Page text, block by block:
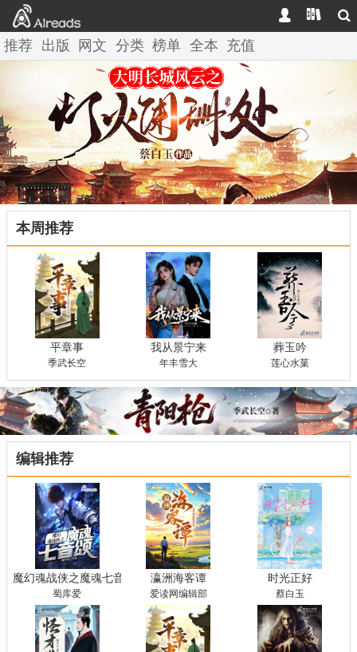
  
推荐 出版 网文 分类 榜单 全本 充值
本周推荐
平章事
季武长空
我从景宁来
年丰雪大
葬玉吟
莲心水菓
编辑推荐
魔幻魂战侠之魔魂七音颂
蜀库爱
瀛洲海客谭
爱读网编辑部
时光正好
蔡白玉